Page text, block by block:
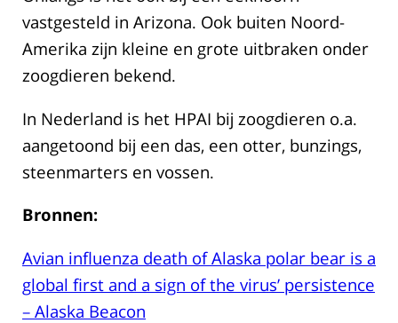
vastgesteld in Arizona. Ook buiten Noord-
Amerika zijn kleine en grote uitbraken onder
zoogdieren bekend.
In Nederland is het HPAI bij zoogdieren o.a.
aangetoond bij een das, een otter, bunzings,
steenmarters en vossen.
Bronnen:
Avian influenza death of Alaska polar bear is a
global first and a sign of the virus’ persistence
– Alaska Beacon